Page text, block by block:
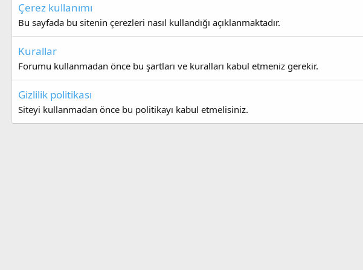
Çerez kullanımı
Bu sayfada bu sitenin çerezleri nasıl kullandığı açıklanmaktadır.
Kurallar
Forumu kullanmadan önce bu şartları ve kuralları kabul etmeniz gerekir.
Gizlilik politikası
Siteyi kullanmadan önce bu politikayı kabul etmelisiniz.